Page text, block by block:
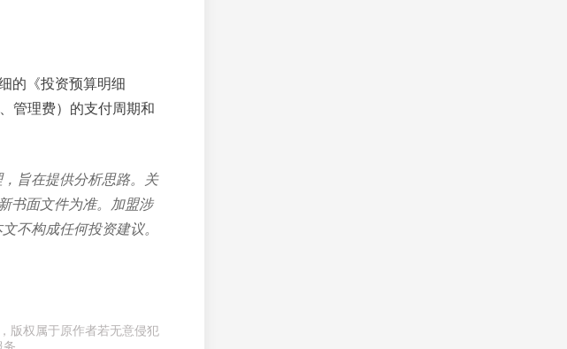
的《投资预算明细
管理费）的支付周期和
旨在提供分析思路。关
书面文件为准。加盟涉
不构成任何投资建议。
版权属于原作者若无意侵犯